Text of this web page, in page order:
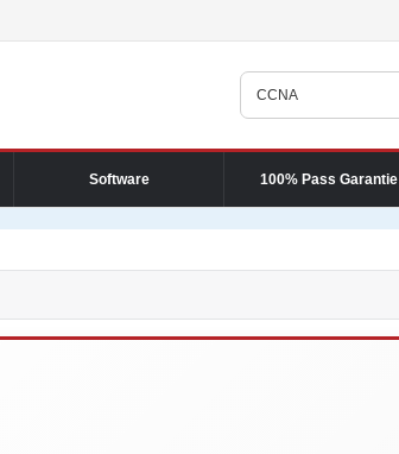
Software 100% Pass Garantie